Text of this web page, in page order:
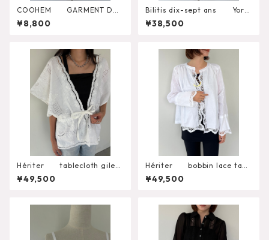
COOHEM GARMENT DYE
D SOLID T-SHIRT（Short Sle
eve Crew）
¥8,800
Bilitis dix-sept ans York
Lace Blouse 2911-960
¥38,500
Hériter tablecloth gilet
H0-00-3102
¥49,500
Hériter bobbin lace tabl
ecloth blouse H0-00-3
099
¥49,500